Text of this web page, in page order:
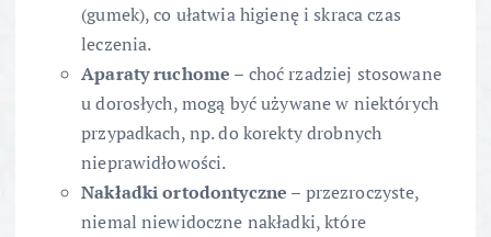
(gumek), co ułatwia higienę i skraca czas
leczenia.
Aparaty ruchome – choć rzadziej stosowane
u dorosłych, mogą być używane w niektórych
przypadkach, np. do korekty drobnych
nieprawidłowości.
Nakładki ortodontyczne – przezroczyste,
niemal niewidoczne nakładki, które